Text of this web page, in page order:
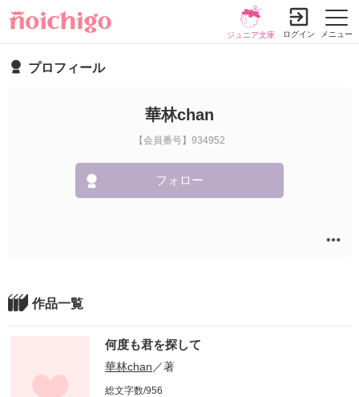
メニュー
ジュニア文庫 ログイン
プロフィール
華林chan
【会員番号】934952
フォロー
作品一覧
何度も君を探して
華林chan ／著
総文字数/956